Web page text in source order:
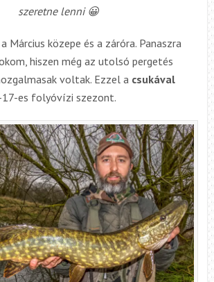
szeretne lenni 😀
Március közepe és a záróra. Panaszra
hiszen még az utolsó pergetés
voltak. Ezzel a csukával
es folyóvízi szezont.